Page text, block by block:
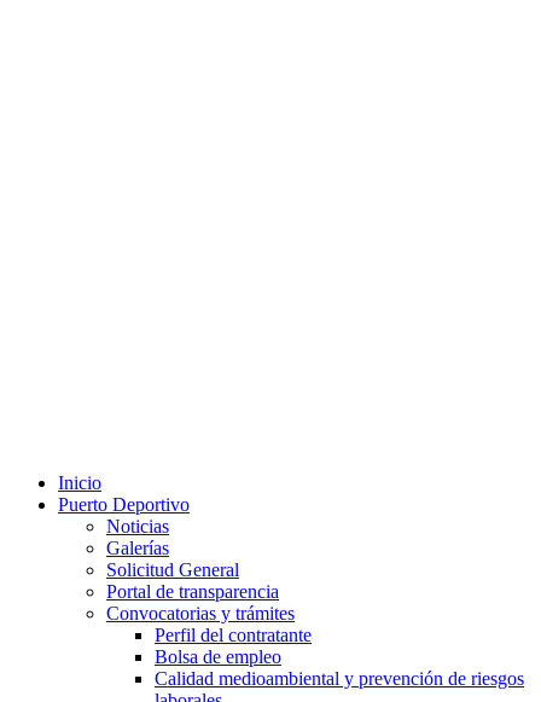
Inicio
Puerto Deportivo
Noticias
Galerías
Solicitud General
Portal de transparencia
Convocatorias y trámites
Perfil del contratante
Bolsa de empleo
Calidad medioambiental y prevención de riesgos